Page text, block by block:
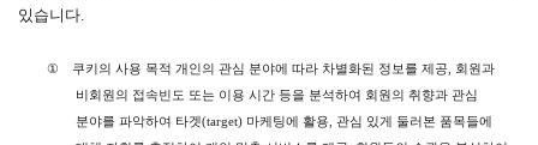
있습니다.
① 쿠키의 사용 목적 개인의 관심 분야에 따라 차별화된 정보를 제공 회원과
비회원의 접속빈도 또는 이용 시간 등을 분석하여 회원의 취향과 관심
분야를 파악하여 타겟(target) 마케팅에 활용 관심 있게 둘러본 품목들에